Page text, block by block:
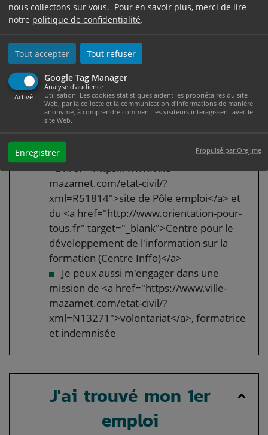
nous collectons sur vous. Pour en savoir plus, merci de lire
notre politique de confidentialité.
Tout accepter Tout refuser
Google Tag Manager
Activé
Analyse d'audience
Utilisation: Les cookies statistiques aident les propriétaires du site
Web, par la collecte et la communication d'informations de manière
anonyme, à comprendre comment les visiteurs interagissent avec le
site Web.
Enregistrer Propulsé par Orejime
Je peux obtenir une
formation
Je peux demander à Pôle emploi de
réaliser un <a href="https://www.ville-
mazamet.com/etat-civil/?
xml=F3088">bilan de compétences</a>
Je peux chercher une formation sur le
<a href="https://www.ville-
mazamet.com/etat-civil/?
xml=R51814">site de Pôle emploi</a> et
du <a href="http://www.orientation-pour-
tous.fr" target="_blank">Centre pour le
développement de l'information sur la
formation (Centre Inffo)</a>
Je peux aussi m'engager dans une
mission de <a href="https://www.ville-
mazamet.com/etat-civil/?
xml=N13271">volontariat</a>, formatrice
et indemnisée
J'ai trouvé mon 1er
emploi